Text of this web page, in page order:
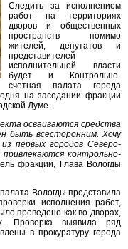
Следить за исполнением
работ на территориях
дворов и общественных
пространств помимо
жителей, депутатов и
представителей
исполнительной власти
будет и Контрольно-
счетная палата города
на заседании фракции
Думе.
осваиваются средства
быть всесторонним. Хочу
первых городов Северо-
контрольно-
фракции, Глава Вологды
Вологды представила
исполнения работ,
проведено как во дворах,
Проверка выявила ряд
в прокуратуру города